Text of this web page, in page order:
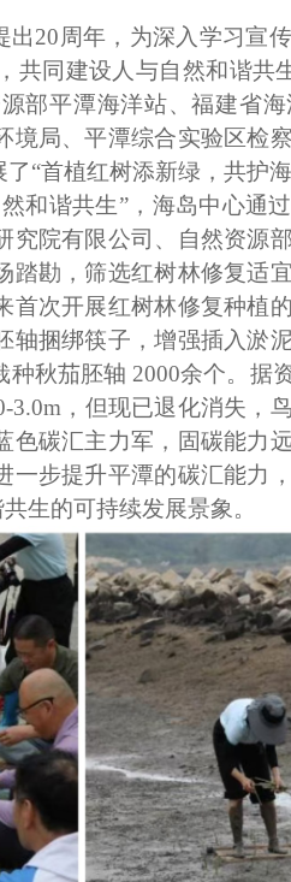
出20周年，为深入学习宣
共同建设人与自然和谐共
部平潭海洋站、福建省
境局、平潭综合实验 区检
了“首植红树添新绿，共护
和谐共生”，海岛中心通
院有限公司、自然资源
勘，筛选红树林修复适
次开展红树林修复种植
捆绑筷子，增强插入淤
种秋茄胚轴 2000余个。据
，但现已退化消失，
碳汇主力军，固碳能力
步提升平潭的碳汇能力
生的可持续发展景象。